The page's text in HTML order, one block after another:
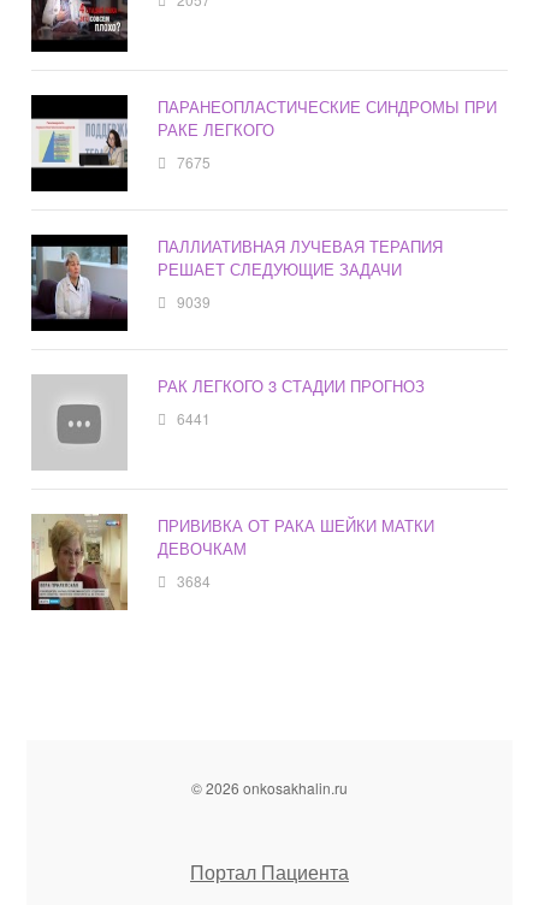
ПАРАНЕОПЛАСТИЧЕСКИЕ СИНДРОМЫ ПРИ
РАКЕ ЛЕГКОГО
7675
ПАЛЛИАТИВНАЯ ЛУЧЕВАЯ ТЕРАПИЯ
РЕШАЕТ СЛЕДУЮЩИЕ ЗАДАЧИ
9039
РАК ЛЕГКОГО 3 СТАДИИ ПРОГНОЗ
6441
ПРИВИВКА ОТ РАКА ШЕЙКИ МАТКИ
ДЕВОЧКАМ
3684
© 2026 onkosakhalin.ru
Портал Пациента